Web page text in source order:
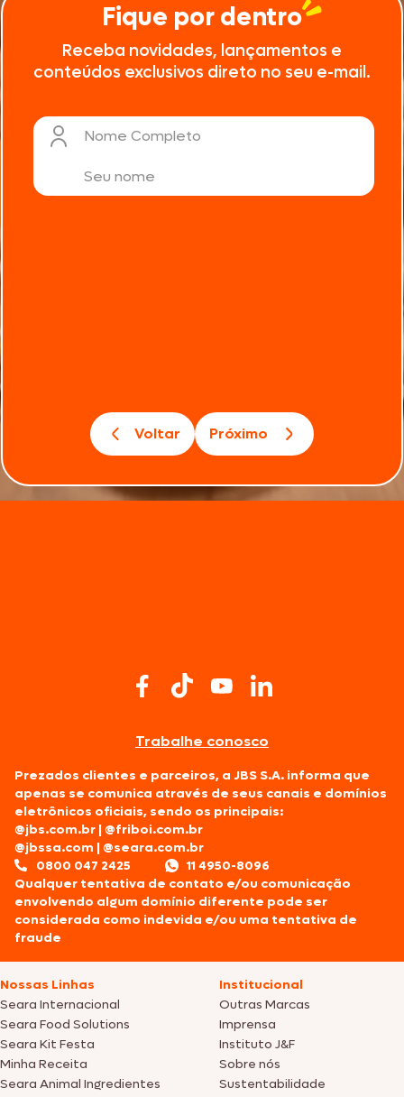
Fique por dentro
Receba novidades, lançamentos e
conteúdos exclusivos direto no seu e-mail.
Nome Completo
Voltar Próximo
Trabalhe conosco
Prezados clientes e parceiros, a JBS S.A. informa que
apenas se comunica através de seus canais e domínios
eletrônicos oficiais, sendo os principais:
@jbs.com.br |@friboi.com.br
@jbssa.com |@seara.com.br
0800 047 2425
11 4950-8096
Qualquer tentativa de contato e/ou comunicação
envolvendo algum domínio diferente pode ser
considerada como indevida e/ou uma tentativa de
fraude
Nossas Linhas
Seara Internacional
Seara Food Solutions
Seara Kit Festa
Minha Receita
Seara Animal Ingredientes
Institucional
Outras Marcas
Imprensa
Instituto J&F
Sobre nós
Sustentabilidade